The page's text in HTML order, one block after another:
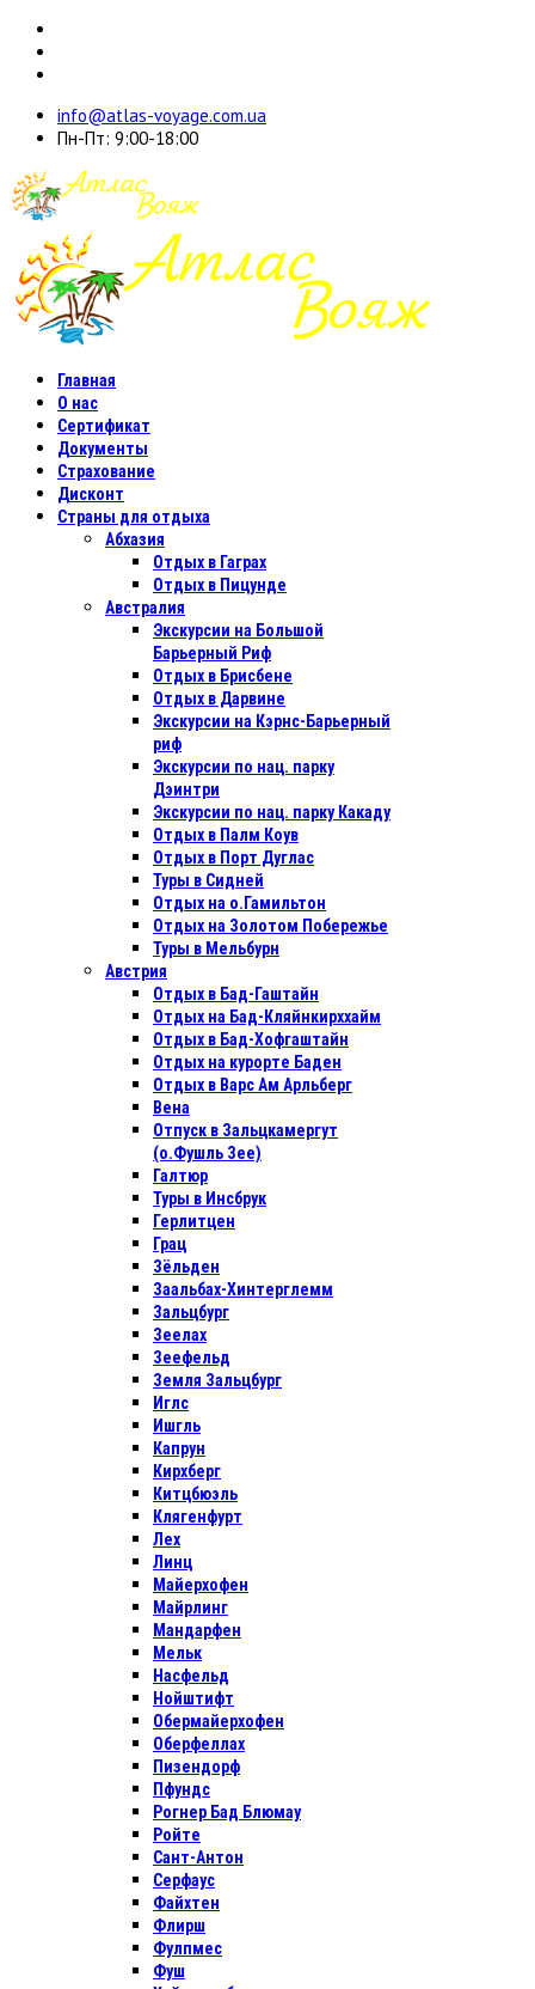
info@atlas-voyage.com.ua
Пн-Пт: 9:00-18:00
Главная
О нас
Сертификат
Документы
Страхование
Дисконт
Страны для отдыха
Абхазия
Отдых в Гаграх
Отдых в Пицунде
Австралия
Экскурсии на Большой
Барьерный Риф
Отдых в Бриcбене
Отдых в Дарвине
Экскурсии на Кэрнс-Барьерный
риф
Экскурсии по нац. парку
Дэинтри
Экскурсии по нац. парку Какаду
Отдых в Палм Коув
Отдых в Порт Дуглас
Туры в Сидней
Отдых на о.Гамильтон
Отдых на Золотом Побережье
Туры в Мельбурн
Австрия
Отдых в Бад-Гаштайн
Отдых на Бад-Кляйнкирххайм
Отдых в Бад-Хофгаштайн
Отдых на курорте Баден
Отдых в Варс Ам Арльберг
Вена
Отпуск в Зальцкамергут
(о.Фушль Зее)
Галтюр
Туры в Инсбрук
Герлитцен
Грац
Зёльден
Заальбах-Хинтерглемм
Зальцбург
Зеелах
Зеефельд
Земля Зальцбург
Иглс
Ишгль
Капрун
Кирхберг
Китцбюэль
Клягенфурт
Лех
Линц
Майерхофен
Майрлинг
Мандарфен
Мельк
Насфельд
Нойштифт
Обермайерхофен
Оберфеллах
Пизендорф
Пфундс
Рогнер Бад Блюмау
Ройте
Сант-Антон
Серфаус
Файхтен
Флирш
Фулпмес
Фуш